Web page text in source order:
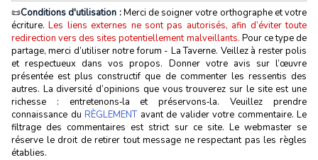
📜Conditions d'utilisation :Merci de soigner votre orthographe et votre
écriture.Les liens externes ne sont pas autorisés, afin d’éviter toute
redirection vers des sites potentiellement malveillants. Pour ce type de
partage, merci d’utiliser notre forum - La Taverne. Veillez à rester polis
et respectueux dans vos propos. Donner votre avis sur l’œuvre
présentée est plus constructif que de commenter les ressentis des
autres. La diversité d’opinions que vous trouverez sur le site est une
richesse : entretenons‑la et préservons‑la. Veuillez prendre
connaissance du RÈGLEMENTavant de valider votre commentaire. Le
filtrage des commentaires est strict sur ce site. Le webmaster se
réserve le droit de retirer tout message ne respectant pas les règles
établies.